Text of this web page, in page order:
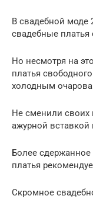
В свадебной моде
свадебные платья
Но несмотря на
платья
холодным
Не сменили своих
ажурной вставкой
Более
платья
Скромное